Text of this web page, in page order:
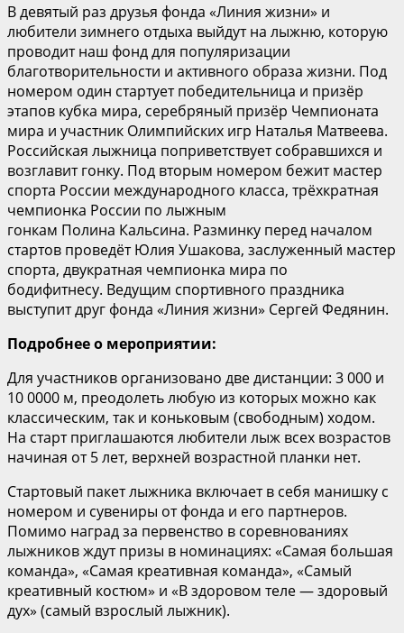
В девятый раз друзья фонда «Линия жизни» и
любители зимнего отдыха выйдут на лыжню, которую
проводит наш фонд для популяризации
благотворительности и активного образа жизни. Под
номером один стартует победительница и призёр
этапов кубка мира, серебряный призёр Чемпионата
мира и участник Олимпийских игр Наталья Матвеева.
Российская лыжница поприветствует собравшихся и
возглавит гонку. Под вторым номером бежит мастер
спорта России международного класса, трёхкратная
чемпионка России по лыжным
гонкам Полина Кальсина. Разминку перед началом
стартов проведёт Юлия Ушакова, заслуженный мастер
спорта, двукратная чемпионка мира по
бодифитнесу. Ведущим спортивного праздника
выступит друг фонда «Линия жизни» Сергей Федянин.
Подробнее о мероприятии:
Для участников организовано две дистанции: 3 000 и
10 0000 м, преодолеть любую из которых можно как
классическим, так и коньковым (свободным) ходом.
На старт приглашаются любители лыж всех возрастов
начиная от 5 лет, верхней возрастной планки нет.
Стартовый пакет лыжника включает в себя манишку с
номером и сувениры от фонда и его партнеров.
Помимо наград за первенство в соревнованиях
лыжников ждут призы в номинациях: «Самая большая
команда», «Самая креативная команда», «Самый
креативный костюм» и «В здоровом теле — здоровый
дух» (самый взрослый лыжник).